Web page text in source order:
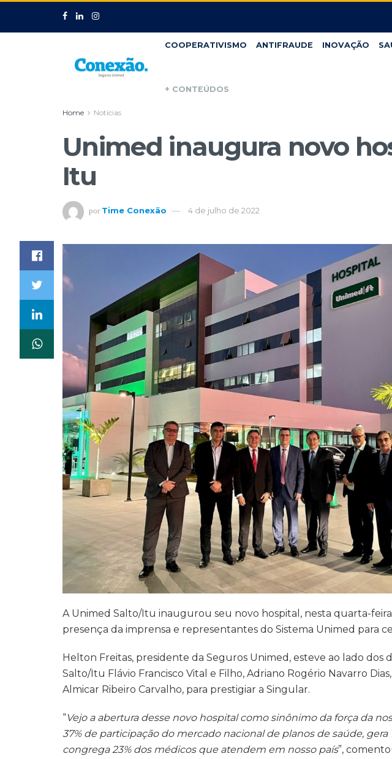
COOPERATIVISMO ANTIFRAUDE INOVAÇÃO
+ CONTEÚDOS
Home Notícias
Unimed inaugura novo
Itu
por Time Conexão 4 de julho de 2022
A Unimed Salto/Itu inaugurou seu novo hospital, nesta quarta-
presença da imprensa e representantes do Sistema Unimed para
Helton Freitas, presidente da Seguros Unimed, esteve ao lado dos
Salto/Itu Flávio Francisco Vital e Filho, Adriano Rogério Navarro
Almicar Ribeiro Carvalho, para prestigiar a Singular.
“Vejo a abertura desse novo hospital como sinônimo da força da
37% de participação do mercado nacional de planos de saúde,
congrega 23% dos médicos que atendem em nosso país”,